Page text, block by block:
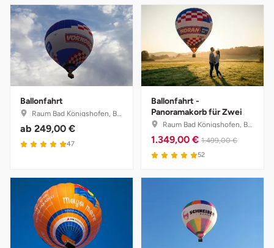
Ballonfahrt
Raum Bad Königshofen, Bayern
ab 249,00 €
47
Ballonfahrt -
Panoramakorb für Zwei
Raum Bad Königshofen, Bayern
1.349,00 € 1.499,00 €
52
Odenwald
Oder-Spree
Osnabrück
Ostholstein
Oy-Mittelberg
Passau